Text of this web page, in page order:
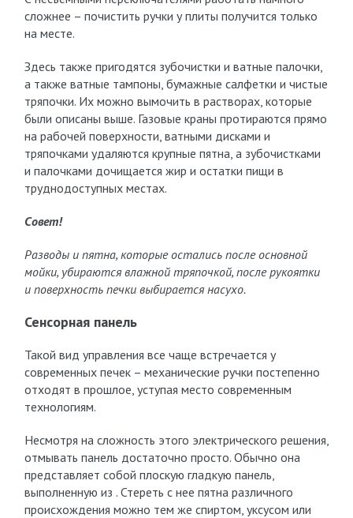
сложнее – почистить ручки у плиты получится только
на месте.
Здесь также пригодятся зубочистки и ватные палочки,
а также ватные тампоны, бумажные салфетки и чистые
тряпочки. Их можно вымочить в растворах, которые
были описаны выше. Газовые краны протираются прямо
на рабочей поверхности, ватными дисками и
тряпочками удаляются крупные пятна, а зубочистками
и палочками дочищается жир и остатки пищи в
труднодоступных местах.
Совет!
Разводы и пятна, которые остались после основной
мойки, убираются влажной тряпочкой, после рукоятки
и поверхность печки выбирается насухо.
Сенсорная панель
Такой вид управления все чаще встречается у
современных печек – механические ручки постепенно
отходят в прошлое, уступая место современным
технологиям.
Несмотря на сложность этого электрического решения,
отмывать панель достаточно просто. Обычно она
представляет собой плоскую гладкую панель,
выполненную из . Стереть с нее пятна различного
происхождения можно тем же спиртом, уксусом или